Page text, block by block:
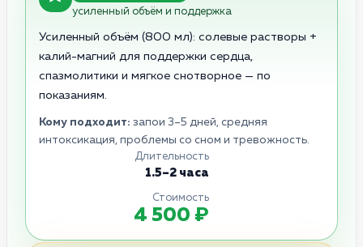
усиленный объём и поддержка
Усиленный объём (800 мл): солевые растворы +
калий-магний для поддержки сердца,
спазмолитики и мягкое снотворное — по
показаниям.
Кому подходит: запои 3–5 дней, средняя
интоксикация, проблемы со сном и тревожность.
Длительность
1.5–2 часа
Стоимость
4 500 ₽